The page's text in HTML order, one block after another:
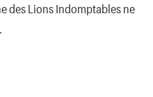
des Lions Indomptables ne